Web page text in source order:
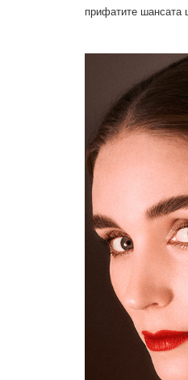
прифатите шансата